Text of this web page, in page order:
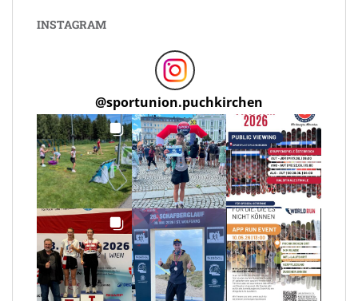
INSTAGRAM
@sportunion.puchkirchen